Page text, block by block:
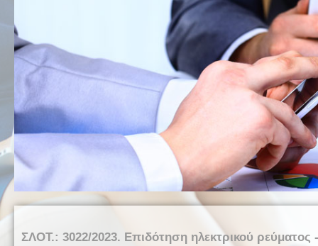
ΣΛΟΤ.: 3022/2023. Επιδότηση ηλεκτρικού ρεύματος